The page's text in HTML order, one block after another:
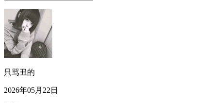
只骂丑的
2026年05月22日